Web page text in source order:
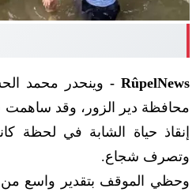
RûpelNews -
وينحدر محمد
محافظة دير الزور، وقد
إنقاذ حياة الشابة في لحظة
وتصرف شجاع.
وحظي الموقف بتقدير واسع من